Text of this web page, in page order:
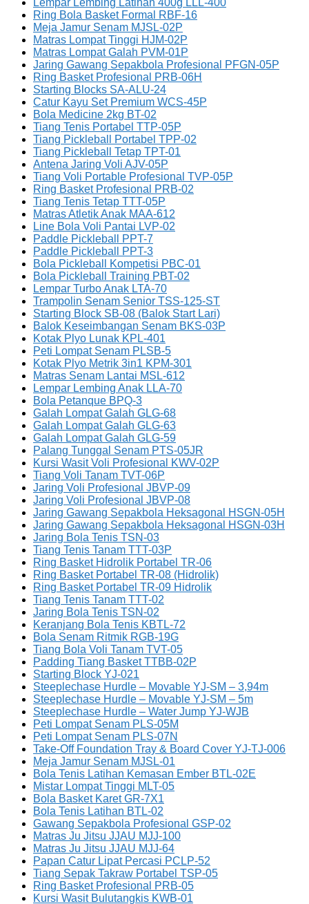
Lempar Lembing Latihan 400g LLL-400
Ring Bola Basket Formal RBF-16
Meja Jamur Senam MJSL-02P
Matras Lompat Tinggi HJM-02P
Matras Lompat Galah PVM-01P
Jaring Gawang Sepakbola Profesional PFGN-05P
Ring Basket Profesional PRB-06H
Starting Blocks SA-ALU-24
Catur Kayu Set Premium WCS-45P
Bola Medicine 2kg BT-02
Tiang Tenis Portabel TTP-05P
Tiang Pickleball Portabel TPP-02
Tiang Pickleball Tetap TPT-01
Antena Jaring Voli AJV-05P
Tiang Voli Portable Profesional TVP-05P
Ring Basket Profesional PRB-02
Tiang Tenis Tetap TTT-05P
Matras Atletik Anak MAA-612
Line Bola Voli Pantai LVP-02
Paddle Pickleball PPT-7
Paddle Pickleball PPT-3
Bola Pickleball Kompetisi PBC-01
Bola Pickleball Training PBT-02
Lempar Turbo Anak LTA-70
Trampolin Senam Senior TSS-125-ST
Starting Block SB-08 (Balok Start Lari)
Balok Keseimbangan Senam BKS-03P
Kotak Plyo Lunak KPL-401
Peti Lompat Senam PLSB-5
Kotak Plyo Metrik 3in1 KPM-301
Matras Senam Lantai MSL-612
Lempar Lembing Anak LLA-70
Bola Petanque BPQ-3
Galah Lompat Galah GLG-68
Galah Lompat Galah GLG-63
Galah Lompat Galah GLG-59
Palang Tunggal Senam PTS-05JR
Kursi Wasit Voli Profesional KWV-02P
Tiang Voli Tanam TVT-06P
Jaring Voli Profesional JBVP-09
Jaring Voli Profesional JBVP-08
Jaring Gawang Sepakbola Heksagonal HSGN-05H
Jaring Gawang Sepakbola Heksagonal HSGN-03H
Jaring Bola Tenis TSN-03
Tiang Tenis Tanam TTT-03P
Ring Basket Hidrolik Portabel TR-06
Ring Basket Portabel TR-08 (Hidrolik)
Ring Basket Portabel TR-09 Hidrolik
Tiang Tenis Tanam TTT-02
Jaring Bola Tenis TSN-02
Keranjang Bola Tenis KBTL-72
Bola Senam Ritmik RGB-19G
Tiang Bola Voli Tanam TVT-05
Padding Tiang Basket TTBB-02P
Starting Block YJ-021
Steeplechase Hurdle – Movable YJ-SM – 3,94m
Steeplechase Hurdle – Movable YJ-SM – 5m
Steeplechase Hurdle – Water Jump YJ-WJB
Peti Lompat Senam PLS-05M
Peti Lompat Senam PLS-07N
Take-Off Foundation Tray & Board Cover YJ-TJ-006
Meja Jamur Senam MJSL-01
Bola Tenis Latihan Kemasan Ember BTL-02E
Mistar Lompat Tinggi MLT-05
Bola Basket Karet GR-7X1
Bola Tenis Latihan BTL-02
Gawang Sepakbola Profesional GSP-02
Matras Ju Jitsu JJAU MJJ-100
Matras Ju Jitsu JJAU MJJ-64
Papan Catur Lipat Percasi PCLP-52
Tiang Sepak Takraw Portabel TSP-05
Ring Basket Profesional PRB-05
Kursi Wasit Bulutangkis KWB-01